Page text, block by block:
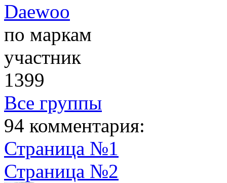
Daewoo
по маркам
участник
1399
Все группы
94 комментария:
Страница №1
Страница №2